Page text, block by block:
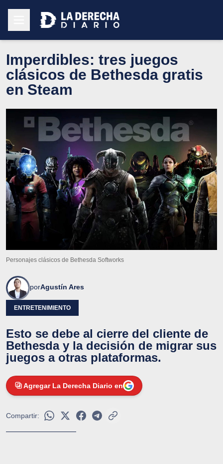
Imperdibles: tres juegos
clásicos de Bethesda gratis
en Steam
Personajes clásicos de Bethesda Softworks
porAgustín Ares
ENTRETENIMIENTO
Esto se debe al cierre del cliente de
Bethesda y la decisión de migrar sus
juegos a otras plataformas.
Agregar La Derecha Diario en
Compartir: